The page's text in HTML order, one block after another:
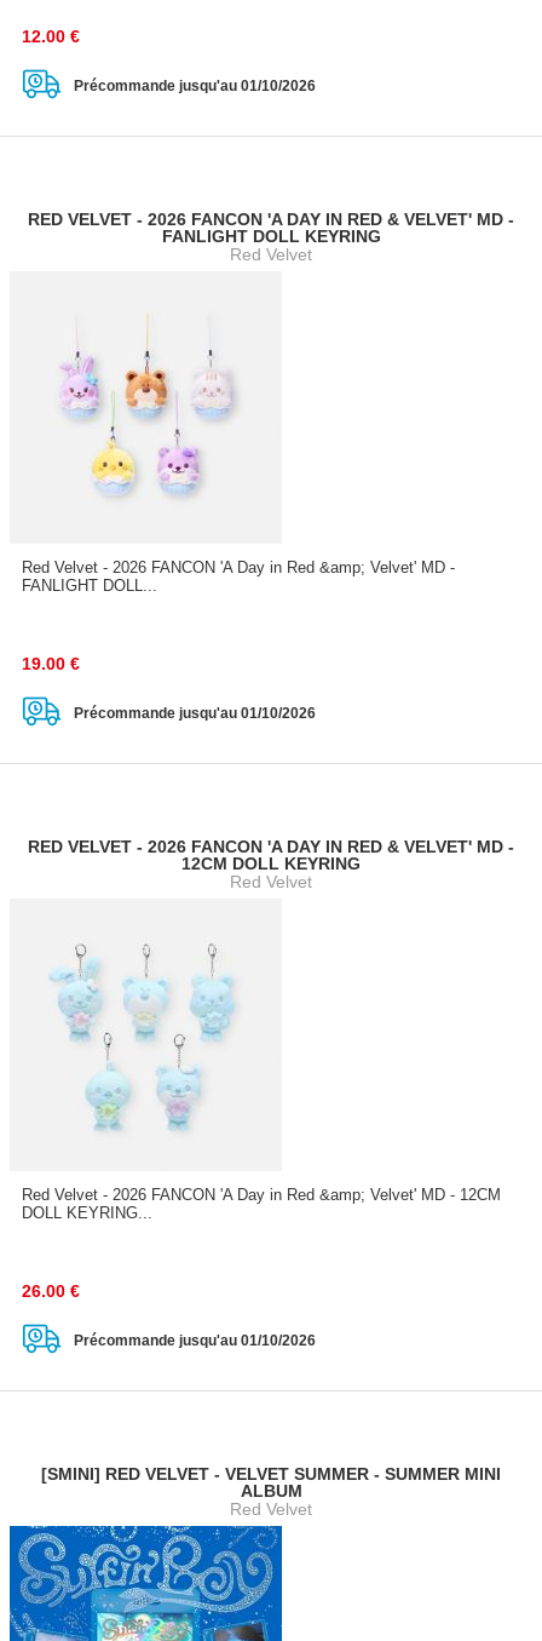
12.00 €
Précommande jusqu'au 01/10/2026
RED VELVET - 2026 FANCON 'A DAY IN RED & VELVET' MD -
FANLIGHT DOLL KEYRING
Red Velvet
Red Velvet - 2026 FANCON 'A Day in Red &amp; Velvet' MD -
FANLIGHT DOLL...
19.00 €
Précommande jusqu'au 01/10/2026
RED VELVET - 2026 FANCON 'A DAY IN RED & VELVET' MD -
12CM DOLL KEYRING
Red Velvet
Red Velvet - 2026 FANCON 'A Day in Red &amp; Velvet' MD - 12CM
DOLL KEYRING...
26.00 €
Précommande jusqu'au 01/10/2026
[SMINI] RED VELVET - VELVET SUMMER - SUMMER MINI
ALBUM
Red Velvet